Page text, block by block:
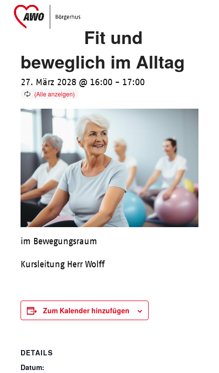
SkipOpen
mobile
Close
mobile
Fit und
beweglich im Alltag
27. März 2028 @ 16:00 - 17:00
im Bewegungsraum
Kursleitung Herr Wolff
Zum Kalender hinzufügen
DETAILS
Datum: